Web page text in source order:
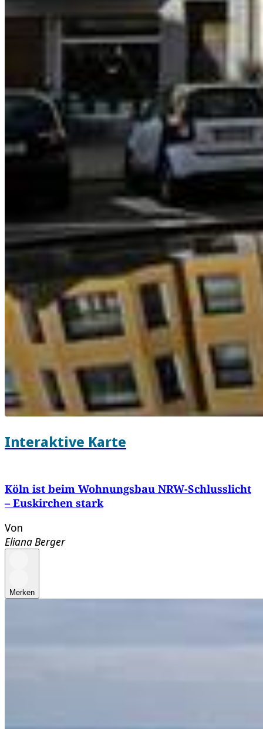
Interaktive Karte
Köln ist beim Wohnungsbau NRW-Schlusslicht
– Euskirchen stark
Von
Eliana Berger
Merken